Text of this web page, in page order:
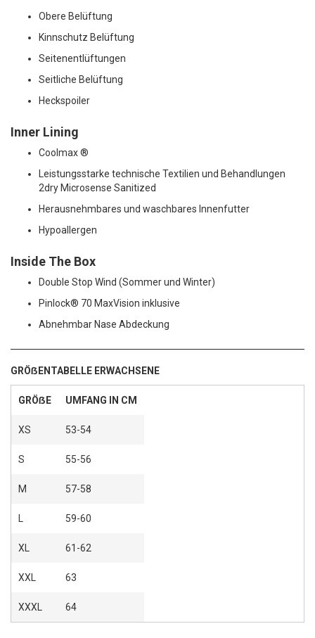
Obere Belüftung
Kinnschutz Belüftung
Seitenentlüftungen
Seitliche Belüftung
Heckspoiler
Inner Lining
Coolmax ®
Leistungsstarke technische Textilien und Behandlungen
2dry Microsense Sanitized
Herausnehmbares und waschbares Innenfutter
Hypoallergen
Inside The Box
Double Stop Wind (Sommer und Winter)
Pinlock® 70 MaxVision inklusive
Abnehmbar Nase Abdeckung
GRÖẞENTABELLE ERWACHSENE
GRÖẞE UMFANG IN CM
XS 53-54
S 55-56
M 57-58
L 59-60
XL 61-62
XXL 63
XXXL 64